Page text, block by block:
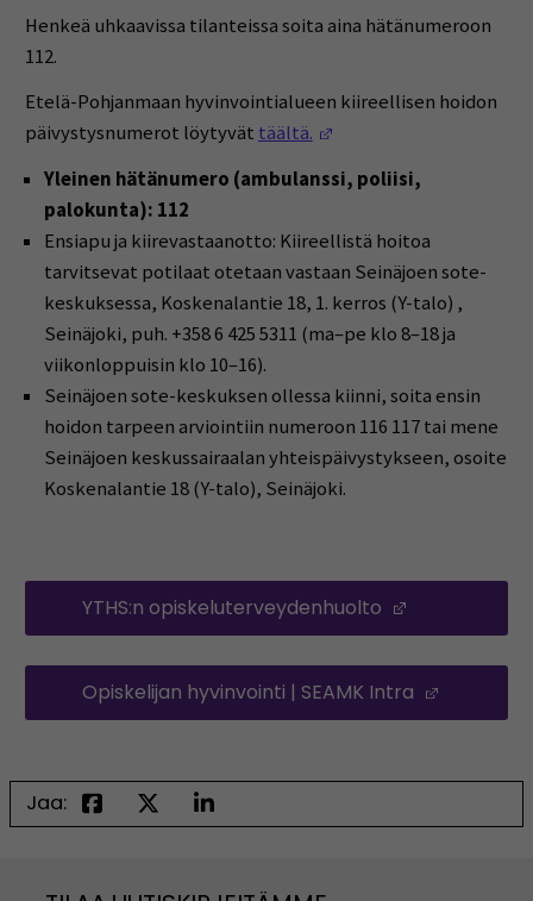
Henkeä uhkaavissa tilanteissa soita aina hätänumeroon
112.
Etelä-Pohjanmaan hyvinvointialueen kiireellisen hoidon
päivystysnumerot löytyvät täältä.
Yleinen hätänumero (ambulanssi, poliisi,
palokunta): 112
Ensiapu ja kiirevastaanotto: Kiireellistä hoitoa
tarvitsevat potilaat otetaan vastaan Seinäjoen sote-
keskuksessa, Koskenalantie 18, 1. kerros (Y-talo) ,
Seinäjoki, puh. +358 6 425 5311 (ma–pe klo 8–18 ja
viikonloppuisin klo 10–16).
Seinäjoen sote-keskuksen ollessa kiinni, soita ensin
hoidon tarpeen arviointiin numeroon 116 117 tai mene
Seinäjoen keskussairaalan yhteispäivystykseen, osoite
Koskenalantie 18 (Y-talo), Seinäjoki.
YTHS:n opiskeluterveydenhuolto
Opiskelijan hyvinvointi | SEAMK Intra
Jaa: